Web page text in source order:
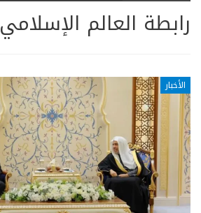
رابطة العالم الإسلامي
الأخبار